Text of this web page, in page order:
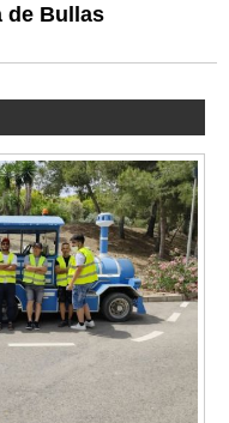
de Bullas